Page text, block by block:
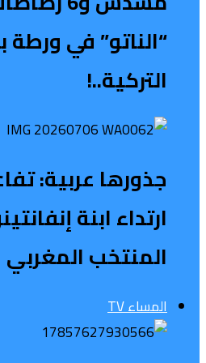
“الناتو” في
التركية..!
جذورها عربية:
ارتداء ابنة
المنتخب المغربي
المساء TV